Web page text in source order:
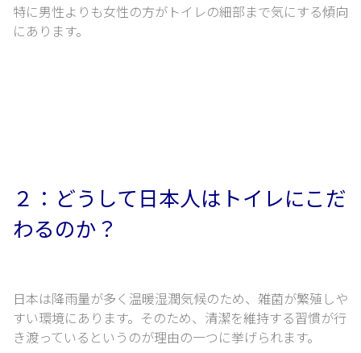
特に男性よりも女性の方がトイレの細部まで気にする傾向
にあります。
２：どうして日本人はトイレにこだ
わるのか？
日本は降雨量が多く温暖湿潤気候のため、雑菌が繁殖しや
すい環境にあります。 そのため、清潔を維持する習慣が行
き渡っているというのが理由の一つに挙げられます。